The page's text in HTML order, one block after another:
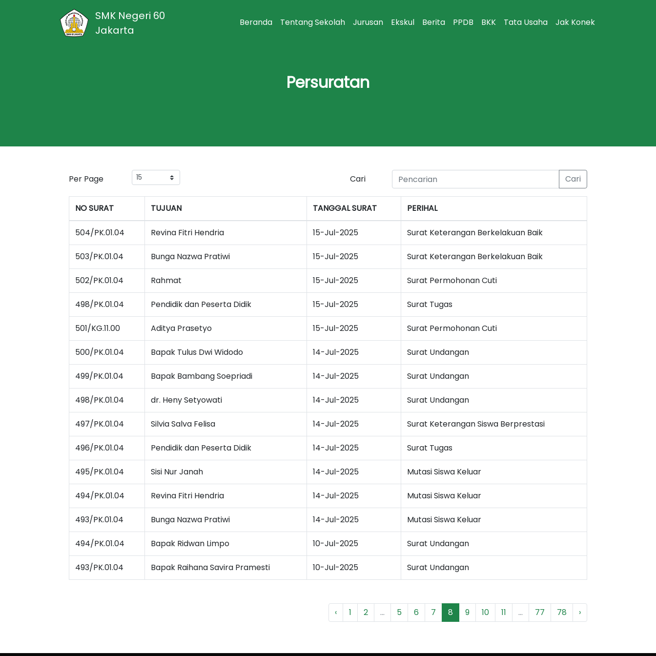
SMK Negeri 60
Jakarta
Beranda Tentang Sekolah Jurusan Ekskul Berita PPDB BKK Tata Usaha Jak Konek
Persuratan
Per Page Cari Cari
NO SURAT TUJUAN TANGGAL SURAT PERIHAL
504/PK.01.04 Revina Fitri Hendria 15-Jul-2025 Surat Keterangan Berkelakuan Baik
503/PK.01.04 Bunga Nazwa Pratiwi 15-Jul-2025 Surat Keterangan Berkelakuan Baik
502/PK.01.04 Rahmat 15-Jul-2025 Surat Permohonan Cuti
498/PK.01.04 Pendidik dan Peserta Didik 15-Jul-2025 Surat Tugas
501/KG.11.00 Aditya Prasetyo 15-Jul-2025 Surat Permohonan Cuti
500/PK.01.04 Bapak Tulus Dwi Widodo 14-Jul-2025 Surat Undangan
499/PK.01.04 Bapak Bambang Soepriadi 14-Jul-2025 Surat Undangan
498/PK.01.04 dr. Heny Setyowati 14-Jul-2025 Surat Undangan
497/PK.01.04 Silvia Salva Felisa 14-Jul-2025 Surat Keterangan Siswa Berprestasi
496/PK.01.04 Pendidik dan Peserta Didik 14-Jul-2025 Surat Tugas
495/PK.01.04 Sisi Nur Janah 14-Jul-2025 Mutasi Siswa Keluar
494/PK.01.04 Revina Fitri Hendria 14-Jul-2025 Mutasi Siswa Keluar
493/PK.01.04 Bunga Nazwa Pratiwi 14-Jul-2025 Mutasi Siswa Keluar
494/PK.01.04 Bapak Ridwan Limpo 10-Jul-2025 Surat Undangan
493/PK.01.04 Bapak Raihana Savira Pramesti 10-Jul-2025 Surat Undangan
‹ 1 2 ... 5 6 7 8 9 10 11 ... 77 78 ›